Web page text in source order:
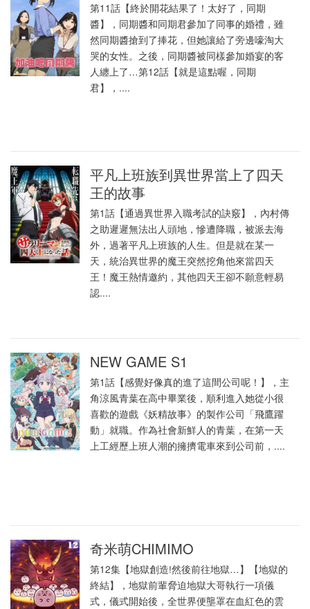
第11話【終於開花結果了！太好了，同期
醬】，同期醬和同期君參加了同事的婚禮，雖
然同期醬搶到了捧花，但她讓給了旁邊嚎淘大
哭的女性。之後，同期醬被同樣參加婚宴的客
人纏上了…第12話【就是這點喔，同期
君】，....
平凡上班族到異世界當上了四天
王的故事
第1話【通過異世界入職考試的訣竅】，內村傳
之助遲遲無法出人頭地，慘遭降職，被派去海
外，過著平凡上班族的人生。但是就在某一
天，統治異世界的魔王突然挖角他來當四天
王！魔王熱情邀約，其他四天王卻不願意輕易
認....
NEW GAME S1
第1話【感覺好像真的進了這間公司呢！】，主
角涼風青葉在高中畢業後，順利進入她從小很
喜歡的遊戲《妖精故事》的製作公司「飛鷹躍
動」就職。作為社會新鮮人的青葉，在第一天
上工經歷上班人潮的擁擠電車來到公司前，....
奇米萌CHIMIMO
第12集【地獄創造!然後前往地獄…】【地獄的
終結】，地獄前輩脅迫地獄大哥執行一項儀
式，儀式開始後，全世界便壟罩在血紅色的雲